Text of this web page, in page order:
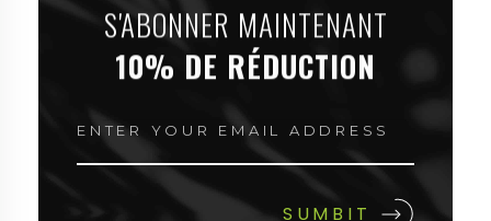
S'ABONNER MAINTENANT
10% DE RÉDUCTION